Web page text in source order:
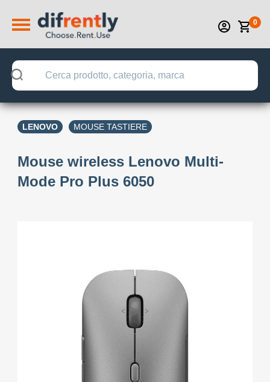
0
LENOVO MOUSE TASTIERE
Mouse wireless Lenovo Multi-
Mode Pro Plus 6050